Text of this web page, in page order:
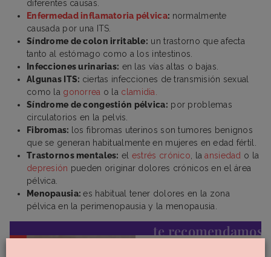
diferentes causas.
Enfermedad inflamatoria pélvica: normalmente
causada por una ITS.
Síndrome de colon irritable: un trastorno que afecta
tanto al estómago como a los intestinos.
Infecciones urinarias: en las vías altas o bajas.
Algunas ITS: ciertas infecciones de transmisión sexual
como la gonorrea o la clamidia.
Síndrome de congestión pélvica: por problemas
circulatorios en la pelvis.
Fibromas:
los fibromas uterinos son tumores benignos
que se generan habitualmente en mujeres en edad fértil.
Trastornos mentales: el estrés crónico , laansiedad o la
depresión pueden originar dolores crónicos en el área
pélvica.
Menopausia:es habitual tener dolores en la zona
pélvica en la perimenopausia y la menopausia.
te recomendamos